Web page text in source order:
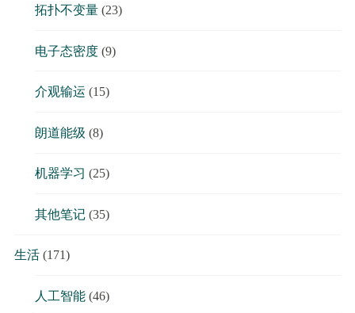
拓扑不变量(23)
电子态密度(9)
介观输运 (15)
朗道能级 (8)
机器学习 (25)
其他笔记(35)
生活(171)
人工智能(46)